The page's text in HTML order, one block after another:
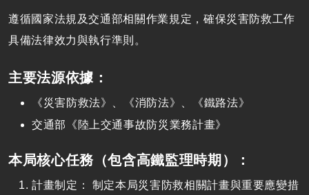
遵循國家法規及交通部相關作業規定，確保災害防救工作
具備法律效力與執行準則。
主要法源依據：
《災害防救法》、《消防法》、《鐵路法》
交通部《陸上交通事故防災業務計畫》
本局核心任務（包含高鐵監理時期）：
計畫制定：
制定本局災害防救相關計畫與重要應變措